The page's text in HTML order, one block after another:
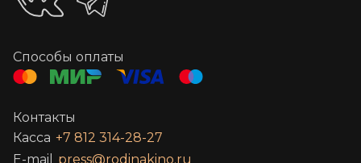
Способы оплаты
Контакты
Касса +7 812 314-28-27
E-mail
press@rodinakino.ru